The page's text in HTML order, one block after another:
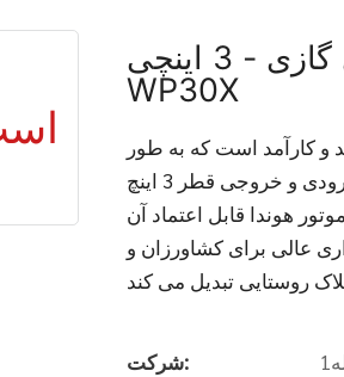
پمپ آب کشاورزی 6.5 اسب بخاری گازی - 3 اینچی
WP30X
و کارآمد است که به طور
خاص برای مصارف کشاورزی طراحی شده است. این پمپ با ورودی و خروجی قطر 3 اینچ
هوندا قابل اعتماد آن
عالی برای کشاورزان و
شرکت: